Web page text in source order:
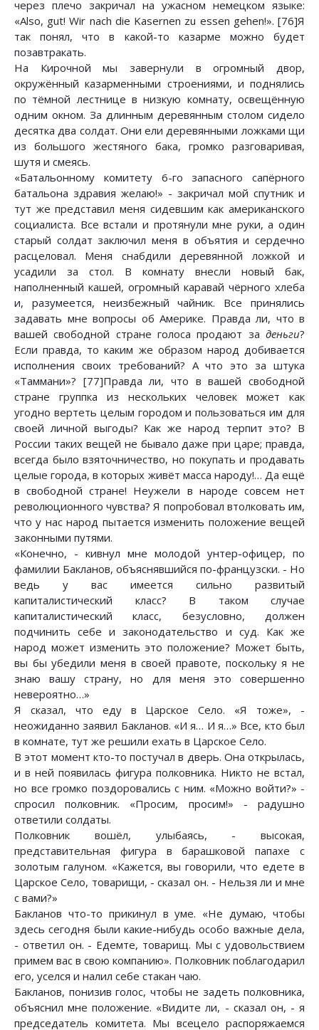
через плечо закричал на ужасном немецком языке:
«Also, gut! Wir nach die Kasernen zu essen gehen!». [76]Я
так понял, что в какой-то казарме можно будет
позавтракать.
На Кирочной мы завернули в огромный двор,
окружённый казарменными строениями, и поднялись
по тёмной лестнице в низкую комнату, освещённую
одним окном. За длинным деревянным столом сидело
десятка два солдат. Они ели деревянными ложками щи
из большого жестяного бака, громко разговаривая,
шутя и смеясь.
«Батальонному комитету 6-го запасного сапёрного
батальона здравия желаю!» - закричал мой спутник и
тут же представил меня сидевшим как американского
социалиста. Все встали и протянули мне руки, а один
старый солдат заключил меня в объятия и сердечно
расцеловал. Меня снабдили деревянной ложкой и
усадили за стол. В комнату внесли новый бак,
наполненный кашей, огромный каравай чёрного хлеба
и, разумеется, неизбежный чайник. Все принялись
задавать мне вопросы об Америке. Правда ли, что в
вашей свободной стране голоса продают за деньги?
Если правда, то каким же образом народ добивается
исполнения своих требований? А что это за штука
«Таммани»? [77]Правда ли, что в вашей свободной
стране группка из нескольких человек может как
угодно вертеть целым городом и пользоваться им для
своей личной выгоды? Как же народ терпит это? В
России таких вещей не бывало даже при царе; правда,
всегда было взяточничество, но покупать и продавать
целые города, в которых живёт масса народу!… Да ещё
в свободной стране! Неужели в народе совсем нет
революционного чувства? Я попробовал втолковать им,
что у нас народ пытается изменить положение вещей
законными путями.
«Конечно, - кивнул мне молодой унтер-офицер, по
фамилии Бакланов, объяснявшийся по-французски. - Но
ведь у вас имеется сильно развитый
капиталистический класс? В таком случае
капиталистический класс, безусловно, должен
подчинить себе и законодательство и суд. Как же
народ может изменить это положение? Может быть,
вы бы убедили меня в своей правоте, поскольку я не
знаю вашу страну, но для меня это совершенно
невероятно…»
Я сказал, что еду в Царское Село. «Я тоже», -
неожиданно заявил Бакланов. «И я… И я…» Все, кто был
в комнате, тут же решили ехать в Царское Село.
В этот момент кто-то постучал в дверь. Она открылась,
и в ней появилась фигура полковника. Никто не встал,
но все громко поздоровались с ним. «Можно войти?» -
спросил полковник. «Просим, просим!» - радушно
ответили солдаты.
Полковник вошёл, улыбаясь, - высокая,
представительная фигура в барашковой папахе с
золотым галуном. «Кажется, вы говорили, что едете в
Царское Село, товарищи, - сказал он. - Нельзя ли и мне
с вами?»
Бакланов что-то прикинул в уме. «Не думаю, чтобы
здесь сегодня были какие-нибудь особо важные дела,
- ответил он. - Едемте, товарищ. Мы с удовольствием
примем вас в свою компанию». Полковник поблагодарил
его, уселся и налил себе стакан чаю.
Бакланов, понизив голос, чтобы не задеть полковника,
объяснил мне положение. «Видите ли, - сказал он, - я
председатель комитета. Мы всецело распоряжаемся